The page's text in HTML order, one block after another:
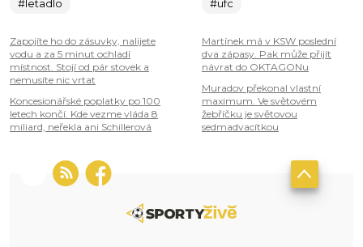
#letadlo
Zapojíte ho do zásuvky, nalijete
vodu a za 5 minut ochladí
místnost. Stojí od pár stovek a
nemusíte nic vrtat
Koncesionářské poplatky po 100
letech končí. Kde vezme vláda 8
miliard, neřekla ani Schillerová
#ufc
Martínek má v KSW poslední
dva zápasy. Pak může přijít
návrat do OKTAGONu
Muradov překonal vlastní
maximum. Ve světovém
žebříčku je světovou
sedmadvacítkou